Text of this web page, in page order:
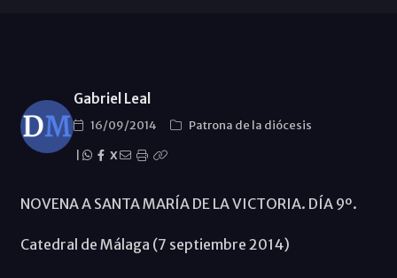
Gabriel Leal
16/09/2014
Patrona de la diócesis
X
NOVENA A SANTA MARÍA DE LA VICTORIA. DÍA 9º.
Catedral de Málaga (7 septiembre 2014)